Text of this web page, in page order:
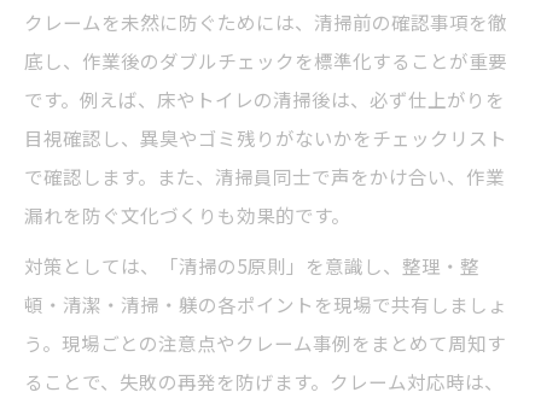
クレームを未然に防ぐためには、清掃前の確認事項を徹
底し、作業後のダブルチェックを標準化することが重要
です。例えば、床やトイレの清掃後は、必ず仕上がりを
目視確認し、異臭やゴミ残りがないかをチェックリスト
で確認します。また、清掃員同士で声をかけ合い、作業
漏れを防ぐ文化づくりも効果的です。
対策としては、「清掃の5原則」を意識し、整理・整
頓・清潔・清掃・躾の各ポイントを現場で共有しましょ
う。現場ごとの注意点やクレーム事例をまとめて周知す
ることで、失敗の再発を防げます。クレーム対応時は、